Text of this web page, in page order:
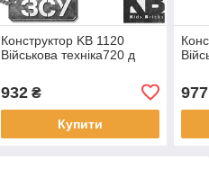
Конструктор KB 1120
Військова техніка720 д
932₴
Купити
977